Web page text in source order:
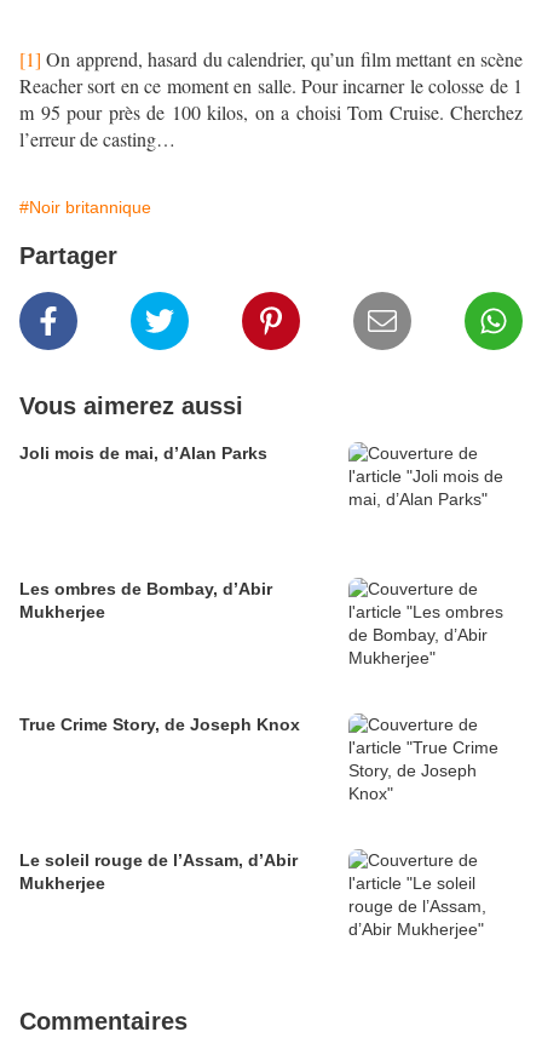
[1] On apprend, hasard du calendrier, qu’un film mettant en scène
Reacher sort en ce moment en salle. Pour incarner le colosse de 1
m 95 pour près de 100 kilos, on a choisi Tom Cruise. Cherchez
l’erreur de casting…
#Noir britannique
Partager
Vous aimerez aussi
Joli mois de mai, d’Alan Parks
Les ombres de Bombay, d’Abir
Mukherjee
True Crime Story, de Joseph Knox
Le soleil rouge de l’Assam, d’Abir
Mukherjee
Commentaires